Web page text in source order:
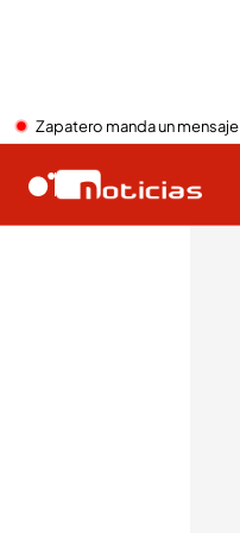
Zapatero manda un